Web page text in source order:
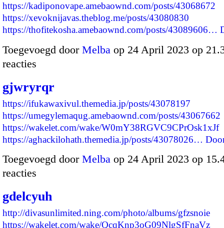
https://kadiponovape.amebaownd.com/posts/43068672
https://xevoknijavas.theblog.me/posts/43080830
https://thofitekosha.amebaownd.com/posts/43089606…
Toegevoegd door Melba op 24 April 2023 op
reacties
gjwryrqr
https://ifukawaxivul.themedia.jp/posts/43078197
https://umegylemaqug.amebaownd.com/posts/43067662
https://wakelet.com/wake/W0mY38RGVC9CPrOsk1xJf
https://aghackilohath.themedia.jp/posts/43078026…
Toegevoegd door Melba op 24 April 2023 op
reacties
gdelcyuh
http://divasunlimited.ning.com/photo/albums/gfzsnoie
https://wakelet.com/wake/QcqKnp3oG09NlgSfFnaVz